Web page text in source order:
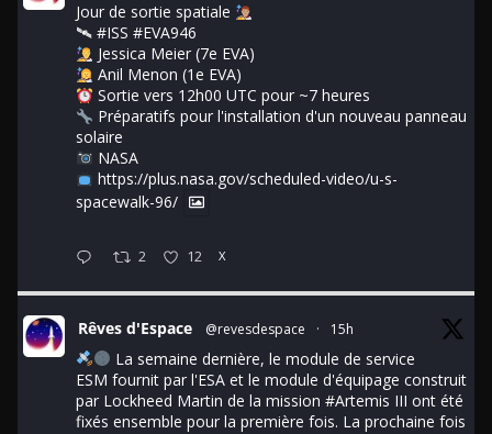
Jour de sortie spatiale
🛰 #ISS #EVA946
Jessica Meier (7e EVA)
Anil Menon (1e EVA)
Sortie vers 12h00 UTC pour ~7 heures
Préparatifs pour l'installation d'un nouveau panneau
solaire
NASA
https://plus.nasa.gov/scheduled-video/u-s-
spacewalk-96/
2 12 X
Rêves d'Espace @revesdespace · 15h
La semaine dernière, le module de service
ESM fournit par l'ESA et le module d'équipage construit
par Lockheed Martin de la mission #Artemis III ont été
fixés ensemble pour la première fois. La prochaine fois